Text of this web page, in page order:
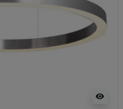
visibility